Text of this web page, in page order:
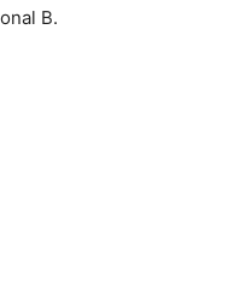
B.